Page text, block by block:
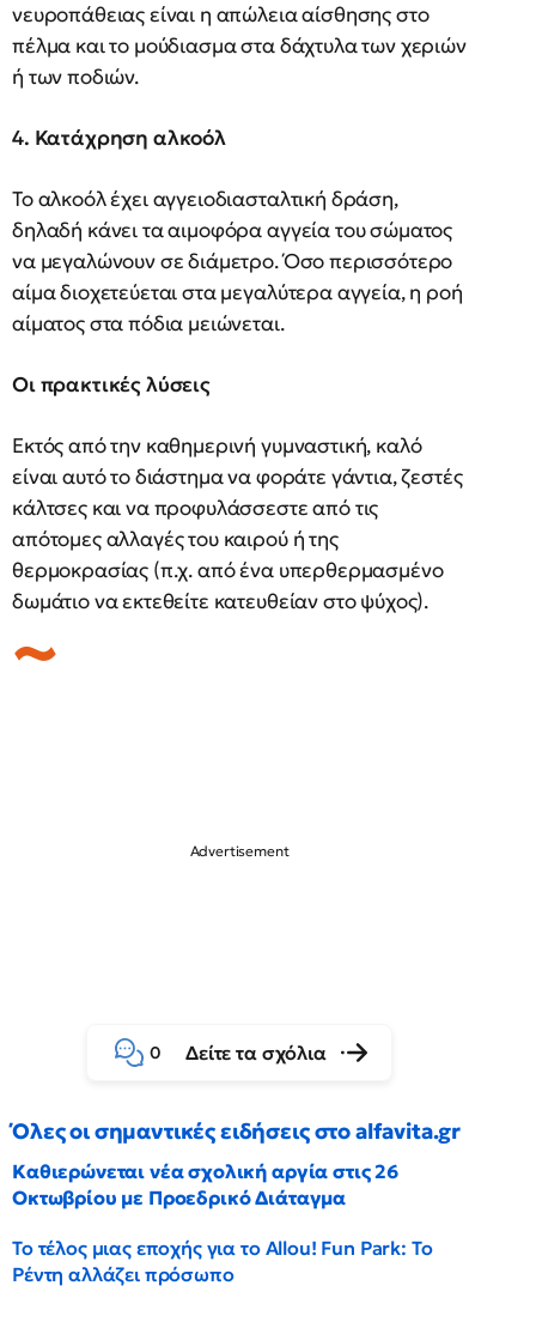
νευροπάθειας είναι η απώλεια αίσθησης στο
πέλμα και το μούδιασμα στα δάχτυλα των χεριών
ή των ποδιών.
4. Κατάχρηση αλκοόλ
Το αλκοόλ έχει αγγειοδιασταλτική δράση,
δηλαδή κάνει τα αιμοφόρα αγγεία του σώματος
να μεγαλώνουν σε διάμετρο. Όσο περισσότερο
αίμα διοχετεύεται στα μεγαλύτερα αγγεία, η ροή
αίματος στα πόδια μειώνεται.
Οι πρακτικές λύσεις
Εκτός από την καθημερινή γυμναστική, καλό
είναι αυτό το διάστημα να φοράτε γάντια, ζεστές
κάλτσες και να προφυλάσσεστε από τις
απότομες αλλαγές του καιρού ή της
θερμοκρασίας (π.χ. από ένα υπερθερμασμένο
δωμάτιο να εκτεθείτε κατευθείαν στο ψύχος).
0 Δείτε τα σχόλια
Όλες οι σημαντικές ειδήσεις στο alfavita.gr
Καθιερώνεται νέα σχολική αργία στις 26
Οκτωβρίου με Προεδρικό Διάταγμα
Το τέλος μιας εποχής για το Allou! Fun Park: Το
Ρέντη αλλάζει πρόσωπο